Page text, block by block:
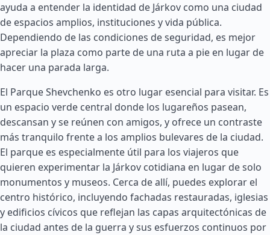
ayuda a entender la identidad de Járkov como una ciudad
de espacios amplios, instituciones y vida pública.
Dependiendo de las condiciones de seguridad, es mejor
apreciar la plaza como parte de una ruta a pie en lugar de
hacer una parada larga.
El Parque Shevchenko es otro lugar esencial para visitar. Es
un espacio verde central donde los lugareños pasean,
descansan y se reúnen con amigos, y ofrece un contraste
más tranquilo frente a los amplios bulevares de la ciudad.
El parque es especialmente útil para los viajeros que
quieren experimentar la Járkov cotidiana en lugar de solo
monumentos y museos. Cerca de allí, puedes explorar el
centro histórico, incluyendo fachadas restauradas, iglesias
y edificios cívicos que reflejan las capas arquitectónicas de
la ciudad antes de la guerra y sus esfuerzos continuos por